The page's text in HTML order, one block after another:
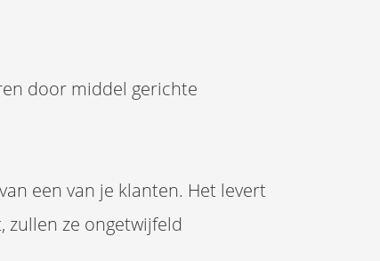
door middel gerichte
een van je klanten. Het levert
ze ongetwijfeld